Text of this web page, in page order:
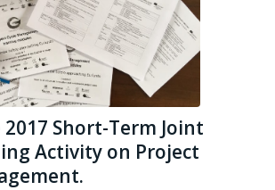
2017 Short-Term Joint
Activity on Project